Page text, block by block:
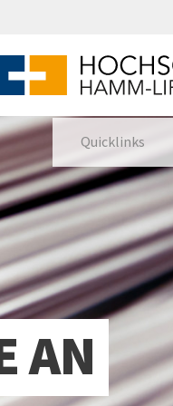
Quicklinks
AN